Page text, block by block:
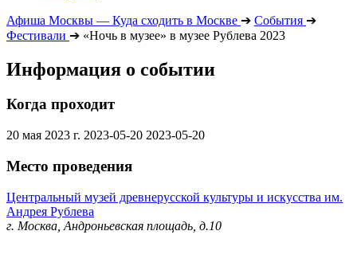
Афиша Москвы — Куда сходить в Москве ➔ События ➔
Фестивали ➔ «Ночь в музее» в музее Рублева 2023
Информация о событии
Когда проходит
20 мая 2023 г. 2023-05-20 2023-05-20
Место проведения
Центральный музей древнерусской культуры и искусства им.
Андрея Рублева
г. Москва, Андроньевская площадь, д.10